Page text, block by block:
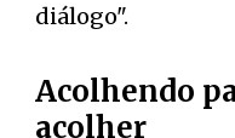
diálogo".
Acolhendo
acolher